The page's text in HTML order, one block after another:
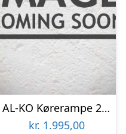
AL-KO Kørerampe 2,0 m lige – 400 kg – tilbehør til Havetraktor
kr. 1.995,00